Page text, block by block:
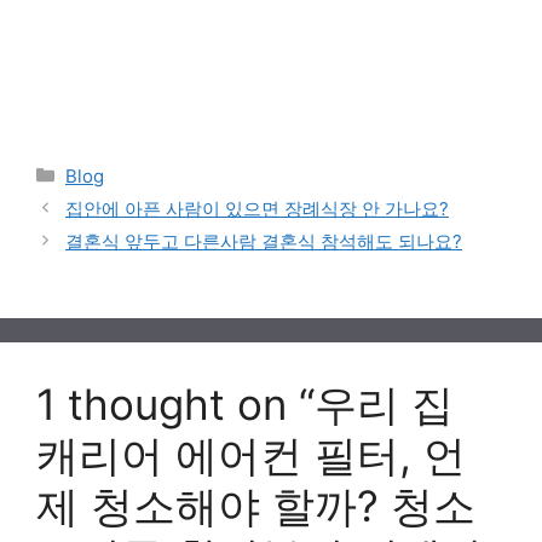
Categories
Blog
집안에 아픈 사람이 있으면 장례식장 안 가나요?
결혼식 앞두고 다른사람 결혼식 참석해도 되나요?
1 thought on “우리 집
캐리어 에어컨 필터, 언
제 청소해야 할까? 청소